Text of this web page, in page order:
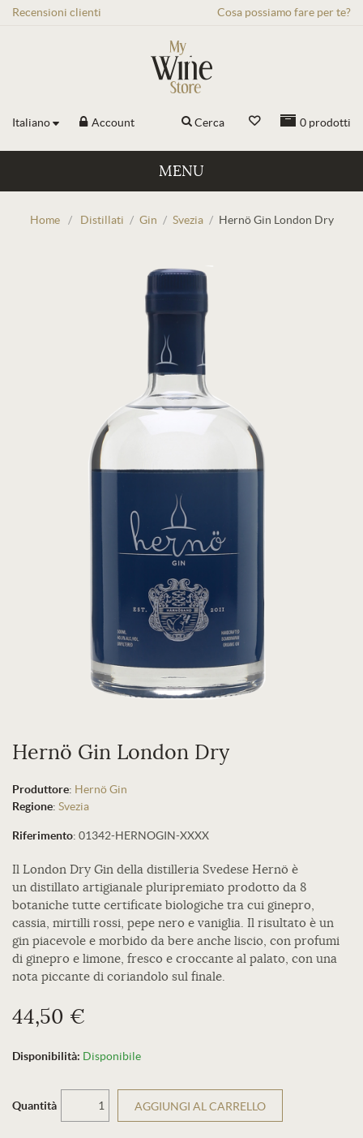
Recensioni clienti Cosa possiamo fare per te?
Italiano Account 0 prodotti
Cerca
MENU
Home / Distillati / Gin / Svezia / Hernö Gin London Dry
Hernö Gin London Dry
Produttore: Hernö Gin
Regione: Svezia
Riferimento: 01342-HERNOGIN-XXXX
Il London Dry Gin della distilleria Svedese Hernö è
un distillato artigianale pluripremiato prodotto da 8
botaniche tutte certificate biologiche tra cui ginepro,
cassia, mirtilli rossi, pepe nero e vaniglia. Il risultato è un
gin piacevole e morbido da bere anche liscio, con profumi
di ginepro e limone, fresco e croccante al palato, con una
nota piccante di coriandolo sul finale.
44,50 €
Disponibilità: Disponibile
Quantità AGGIUNGI AL CARRELLO